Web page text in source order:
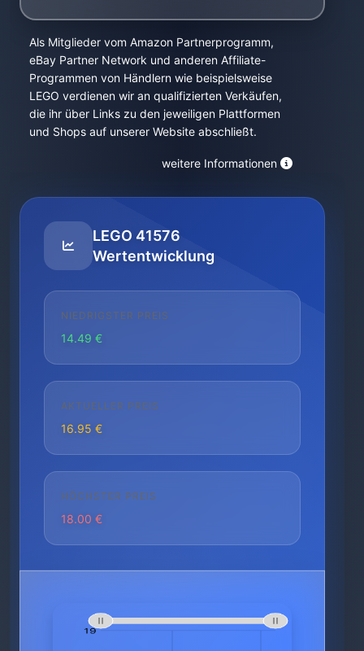
Als Mitglieder vom Amazon Partnerprogramm,
eBay Partner Network und anderen Affiliate-
Programmen von Händlern wie beispielsweise
LEGO verdienen wir an qualifizierten Verkäufen,
die ihr über Links zu den jeweiligen Plattformen
und Shops auf unserer Website abschließt.
weitere Informationen
LEGO 41576
Wertentwicklung
NIEDRIGSTER PREIS
14.49 €
AKTUELLER PREIS
16.95 €
HÖCHSTER PREIS
18.00 €